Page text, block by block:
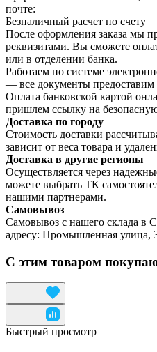
почте:
Безналичный расчет по счету
После оформления заказа мы
реквизитами. Вы сможете
или в отделении банка.
Работаем по системе
— все документы
Оплата банковской картой
пришлем ссылку на
Доставка по городу
Стоимость доставки
зависит от веса товара и
Доставка в другие регионы
Осуществляется через
можете выбрать ТК
нашими партнерами.
Самовывоз
Самовывоз с нашего склада в
адресу: Промышленная улица,
С этим товаром
Быстрый просмотр